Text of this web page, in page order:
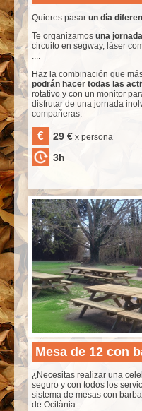
Quieres pasar un día
Te organizamos una
circuito en segway, láser
....
Haz la combinación que
podrán hacer todas las
rotativo y con un monitor
disfrutar de una jornada
compañeras.
€ 29 € x persona
3h
Mesa de 12 con
¿Necesitas realizar una
seguro y con todos los
sistema de mesas con
de Ocitània.